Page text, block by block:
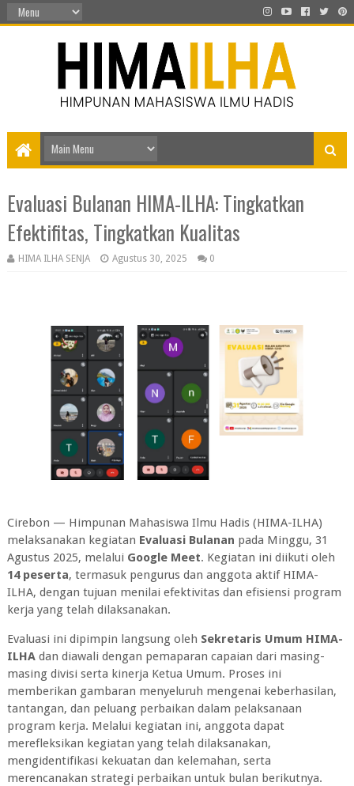
Evaluasi Bulanan HIMA-ILHA: Tingkatkan
Efektifitas, Tingkatkan Kualitas
HIMA ILHA SENJA Agustus 30, 2025 0
Cirebon — Himpunan Mahasiswa Ilmu Hadis (HIMA-ILHA)
melaksanakan kegiatan Evaluasi Bulanan pada Minggu, 31
Agustus 2025, melalui Google Meet. Kegiatan ini diikuti oleh
14 peserta, termasuk pengurus dan anggota aktif HIMA-
ILHA, dengan tujuan menilai efektivitas dan efisiensi program
kerja yang telah dilaksanakan.
Evaluasi ini dipimpin langsung oleh Sekretaris Umum HIMA-
ILHAdan diawali dengan pemaparan capaian dari masing-
masing divisi serta kinerja Ketua Umum. Proses ini
memberikan gambaran menyeluruh mengenai keberhasilan,
tantangan, dan peluang perbaikan dalam pelaksanaan
program kerja. Melalui kegiatan ini, anggota dapat
merefleksikan kegiatan yang telah dilaksanakan,
mengidentifikasi kekuatan dan kelemahan, serta
merencanakan strategi perbaikan untuk bulan berikutnya.